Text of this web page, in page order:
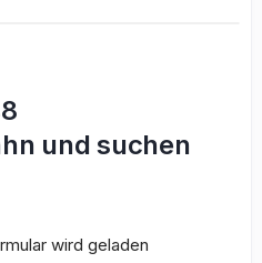
und suchen
wird geladen